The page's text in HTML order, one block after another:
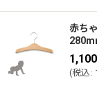
赤ち
1,100
(税込 :